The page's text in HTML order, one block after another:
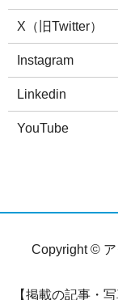
X（旧Twitter）
Instagram
Linkedin
YouTube
Copyright ©
【掲載の記事・